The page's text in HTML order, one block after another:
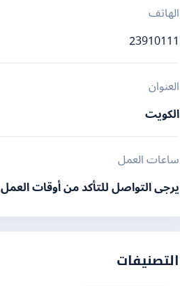
الهاتف
23910111
العنوان
الكويت
ساعات العمل
يرجى التواصل للتأكد من أوقات العمل
التصنيفات